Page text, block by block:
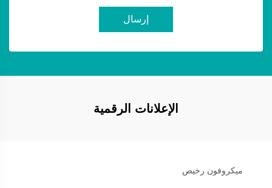
إرسال
الإعلانات الرقمية
ميكروفون رخيص